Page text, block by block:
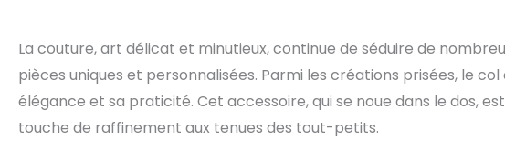
La couture, art délicat et minutieux, continue de séduire de
pièces uniques et personnalisées. Parmi les créations prisées, le
élégance et sa praticité. Cet accessoire, qui se noue dans le dos,
touche de raffinement aux tenues des tout-petits.